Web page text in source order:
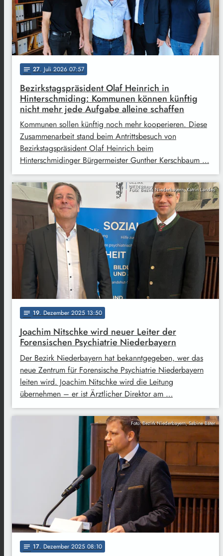
notes 27. Juli 2026 07:57
Bezirkstagspräsident Olaf Heinrich in
Hinterschmiding: Kommunen können künftig
nicht mehr jede Aufgabe alleine schaffen
Kommunen sollen künftig noch mehr kooperieren. Diese
Zusammenarbeit stand beim Antrittsbesuch von
Bezirkstagspräsident Olaf Heinrich beim
Hinterschmidinger Bürgermeister Gunther Kerschbaum …
Foto: Bezirk Niederbayern, Katrin Landes
notes 19. Dezember 2025 13:50
Joachim Nitschke wird neuer Leiter der
Forensischen Psychiatrie Niederbayern
Der Bezirk Niederbayern hat bekanntgegeben, wer das
neue Zentrum für Forensische Psychiatrie Niederbayern
leiten wird. Joachim Nitschke wird die Leitung
übernehmen – er ist Ärztlicher Direktor am …
Foto: Bezirk Niederbayern, Sabine Bäter
notes 17. Dezember 2025 08:10